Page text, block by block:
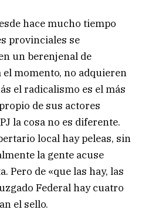
hace mucho tiempo
provinciales se
un berenjenal de
momento, no adquieren
el radicalismo es el más
de sus actores
la cosa no es diferente.
local hay peleas, sin
la gente acuse
Pero de «que las hay, las
Federal hay cuatro
el sello.